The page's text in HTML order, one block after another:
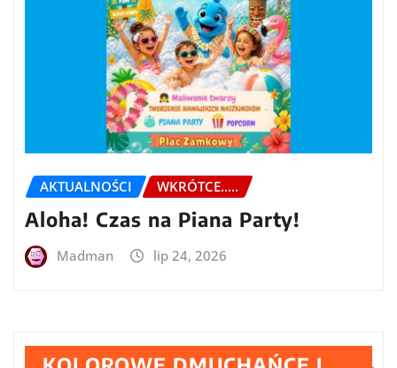
AKTUALNOŚCI WKRÓTCE.....
Aloha! Czas na Piana Party!
Madman lip 24, 2026